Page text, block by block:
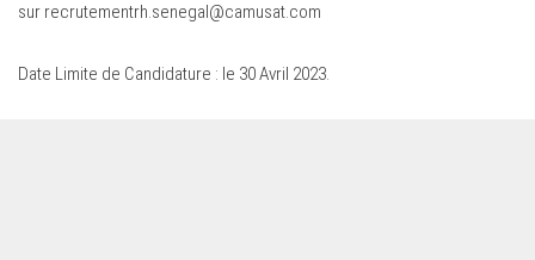
sur recrutementrh.senegal@camusat.com
Date Limite de Candidature : le 30 Avril 2023.